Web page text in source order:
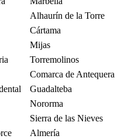
Alhaurín de la Torre
Cártama
Mijas
Torremolinos
Comarca de Antequera
Guadalteba
Nororma
Sierra de las Nieves
Almería